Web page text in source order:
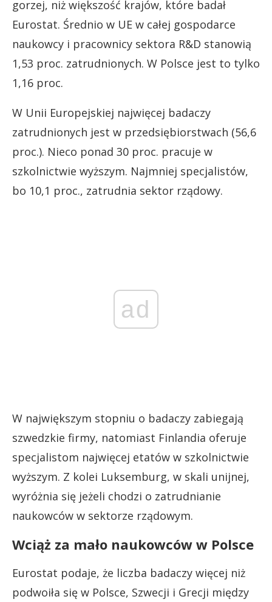
gorzej, niż większość krajów, które badał
Eurostat. Średnio w UE w całej gospodarce
naukowcy i pracownicy sektora R&D stanowią
1,53 proc. zatrudnionych. W Polsce jest to tylko
1,16 proc.
W Unii Europejskiej najwięcej badaczy
zatrudnionych jest w przedsiębiorstwach (56,6
proc.). Nieco ponad 30 proc. pracuje w
szkolnictwie wyższym. Najmniej specjalistów,
bo 10,1 proc., zatrudnia sektor rządowy.
ad
W największym stopniu o badaczy zabiegają
szwedzkie firmy, natomiast Finlandia oferuje
specjalistom najwięcej etatów w szkolnictwie
wyższym. Z kolei Luksemburg, w skali unijnej,
wyróżnia się jeżeli chodzi o zatrudnianie
naukowców w sektorze rządowym.
Wciąż za mało naukowców w Polsce
Eurostat podaje, że liczba badaczy więcej niż
podwoiła się w Polsce, Szwecji i Grecji między